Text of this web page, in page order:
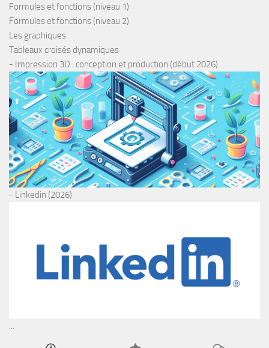
Formules et fonctions (niveau 1)
Formules et fonctions (niveau 2)
Les graphiques
Tableaux croisés dynamiques
- Impression 3D : conception et production (début 2026)
- Linkedin (2026)
...